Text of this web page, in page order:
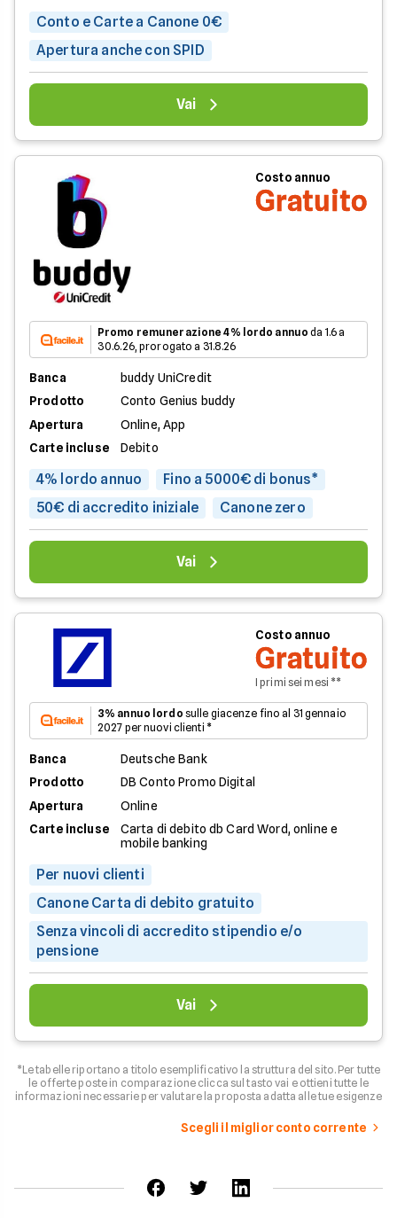
Conto e Carte a Canone 0€
Apertura anche con SPID
Vai
Costo annuo
Gratuito
Promo remunerazione 4% lordo annuo da 1.6 a
30.6.26, prorogato a 31.8.26
Banca
buddy UniCredit
Prodotto
Conto Genius buddy
Apertura
Online, App
Carte incluse
Debito
4% lordo annuo
Fino a 5000€ di bonus*
50€ di accredito iniziale
Canone zero
Vai
Costo annuo
Gratuito
I primi sei mesi **
3% annuo lordo sulle giacenze fino al 31 gennaio
2027 per nuovi clienti *
Banca
Deutsche Bank
Prodotto
DB Conto Promo Digital
Apertura
Online
Carte incluse
Carta di debito db Card Word, online e
mobile banking
Per nuovi clienti
Canone Carta di debito gratuito
Senza vincoli di accredito stipendio e/o
pensione
Vai
*Le tabelle riportano a titolo esemplificativo la struttura del sito. Per tutte
le offerte poste in comparazione clicca sul tasto vai e ottieni tutte le
informazioni necessarie per valutare la proposta adatta alle tue esigenze
Scegli il miglior conto corrente